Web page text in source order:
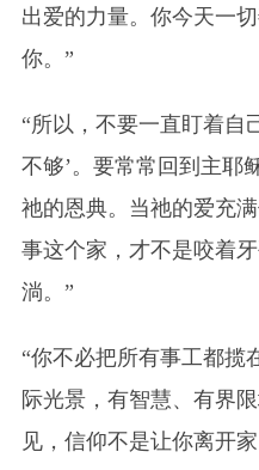
出爱的力量。你今天一
你。”
“所以，不要一直盯着自
不够’。要常常回到主耶
祂的恩典。当祂的爱充
事这个家，才不是咬着
淌。”
“你不必把所有事工都揽
际光景，有智慧、有界
见，信仰不是让你离开